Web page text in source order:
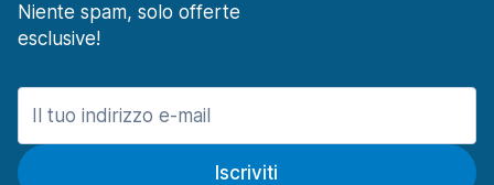
Niente spam, solo offerte
esclusive!
Iscriviti